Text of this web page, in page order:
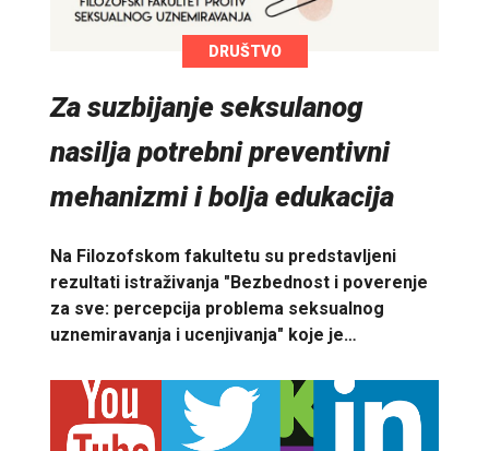
DRUŠTVO
Za suzbijanje seksulanog
nasilja potrebni preventivni
mehanizmi i bolja edukacija
Na Filozofskom fakultetu su predstavljeni
rezultati istraživanja "Bezbednost i poverenje
za sve: percepcija problema seksualnog
uznemiravanja i ucenjivanja" koje je…